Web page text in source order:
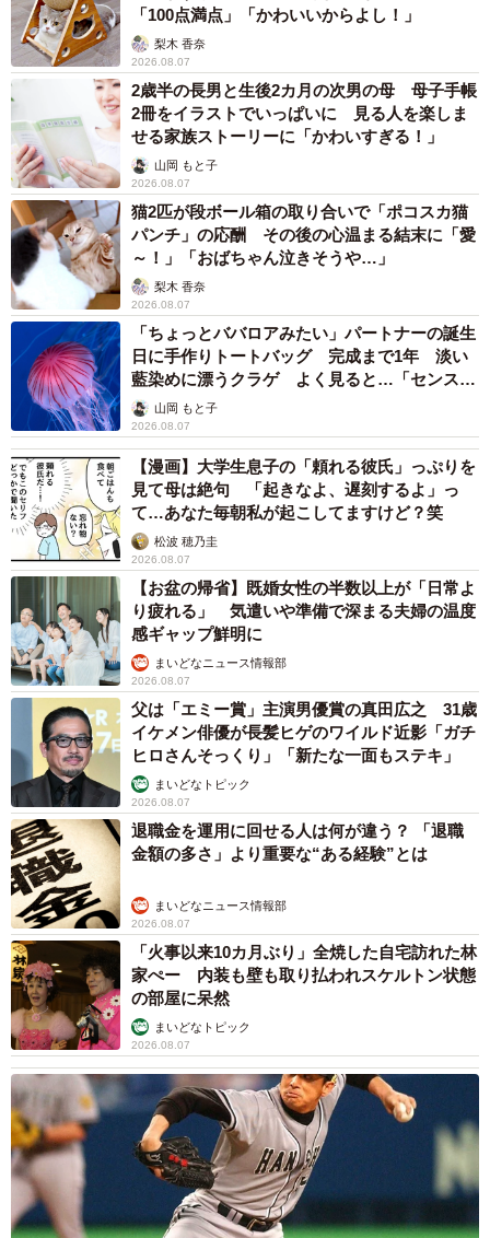
「100点満点」「かわいいからよし！」
梨木 香奈
2026.08.07
2歳半の長男と生後2カ月の次男の母 母子手帳
2冊をイラストでいっぱいに 見る人を楽しま
せる家族ストーリーに「かわいすぎる！」
山岡 もと子
2026.08.07
猫2匹が段ボール箱の取り合いで「ポコスカ猫
パンチ」の応酬 その後の心温まる結末に「愛
～！」「おばちゃん泣きそうや…」
梨木 香奈
2026.08.07
「ちょっとババロアみたい」パートナーの誕生
日に手作りトートバッグ 完成まで1年 淡い
藍染めに漂うクラゲ よく見ると…「センスす
ごい」山岡 もと子
2026.08.07
【漫画】大学生息子の「頼れる彼氏」っぷりを
見て母は絶句 「起きなよ、遅刻するよ」っ
て…あなた毎朝私が起こしてますけど？笑
松波 穂乃圭
2026.08.07
【お盆の帰省】既婚女性の半数以上が「日常よ
り疲れる」 気遣いや準備で深まる夫婦の温度
感ギャップ鮮明に
まいどなニュース情報部
2026.08.07
父は「エミー賞」主演男優賞の真田広之 31歳
イケメン俳優が長髪ヒゲのワイルド近影「ガチ
ヒロさんそっくり」「新たな一面もステキ」
まいどなトピック
2026.08.07
退職金を運用に回せる人は何が違う？ 「退職
金額の多さ」より重要な“ある経験”とは
まいどなニュース情報部
2026.08.07
「火事以来10カ月ぶり」全焼した自宅訪れた林
家ぺー 内装も壁も取り払われスケルトン状態
の部屋に呆然
まいどなトピック
2026.08.07